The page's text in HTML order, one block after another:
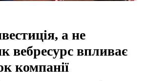
а не
вебресурс впливає
компанії